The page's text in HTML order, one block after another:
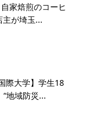
家焙煎のコーヒ
が埼玉...
際大学】学生18
地域防災...